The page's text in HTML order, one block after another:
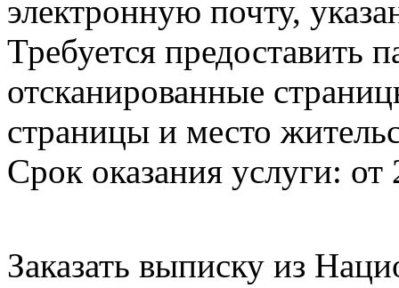
электронную почту,
Требуется предоставить
отсканированные
страницы и место
Срок оказания услуги: от
Заказать выписку из